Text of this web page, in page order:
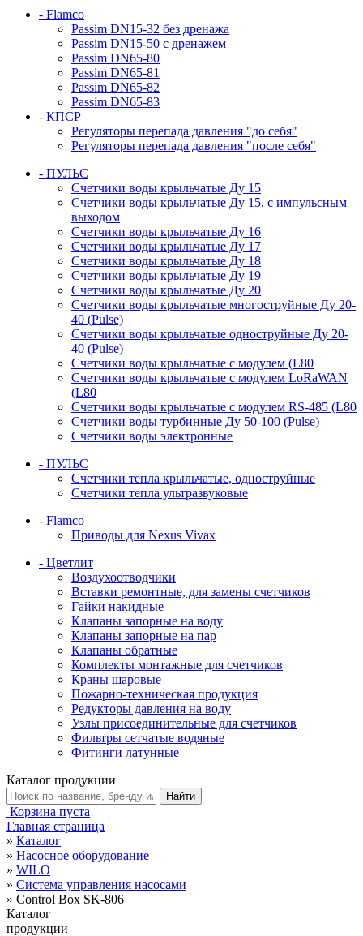
- Flamco
Passim DN15-32 без дренажа
Passim DN15-50 с дренажем
Passim DN65-80
Passim DN65-81
Passim DN65-82
Passim DN65-83
- КПСР
Регуляторы перепада давления "до себя"
Регуляторы перепада давления "после себя"
- ПУЛЬС
Счетчики воды крыльчатые Ду 15
Счетчики воды крыльчатые Ду 15, с импульсным
выходом
Счетчики воды крыльчатые Ду 16
Счетчики воды крыльчатые Ду 17
Счетчики воды крыльчатые Ду 18
Счетчики воды крыльчатые Ду 19
Счетчики воды крыльчатые Ду 20
Счетчики воды крыльчатые многоструйные Ду 20-
40 (Pulse)
Счетчики воды крыльчатые одноструйные Ду 20-
40 (Pulse)
Счетчики воды крыльчатые с модулем (L80
Счетчики воды крыльчатые с модулем LoRaWAN
(L80
Счетчики воды крыльчатые с модулем RS-485 (L80
Счетчики воды турбинные Ду 50-100 (Pulse)
Счетчики воды электронные
- ПУЛЬС
Счетчики тепла крыльчатые, одноструйные
Счетчики тепла ультразвуковые
- Flamco
Приводы для Nexus Vivax
- Цветлит
Воздухоотводчики
Вставки ремонтные, для замены счетчиков
Гайки накидные
Клапаны запорные на воду
Клапаны запорные на пар
Клапаны обратные
Комплекты монтажные для счетчиков
Краны шаровые
Пожарно-техническая продукция
Редукторы давления на воду
Узлы присоединительные для счетчиков
Фильтры сетчатые водяные
Фитинги латунные
Каталог продукции
Корзина пуста
Главная страница
» Каталог
» Насосное оборудование
» WILO
» Система управления насосами
» Control Box SK-806
Каталог
продукции